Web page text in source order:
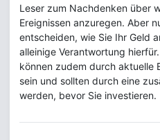
Leser zum Nachdenken über
Ereignissen anzuregen. Aber
entscheiden, wie Sie Ihr Geld
alleinige Verantwortung
können zudem durch aktuelle
sein und sollten durch eine
werden, bevor Sie investieren.